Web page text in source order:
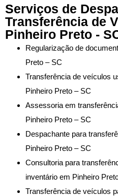
Serviços de
Transferência de
Pinheiro Preto -
Regularização de
Preto – SC
Transferência de veículos
Pinheiro Preto – SC
Assessoria em
Pinheiro Preto – SC
Despachante para
Pinheiro Preto – SC
Consultoria para
inventário em Pinheiro
Transferência de veículos